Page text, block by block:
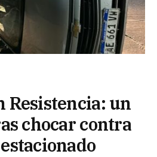
Resistencia: un
chocar contra